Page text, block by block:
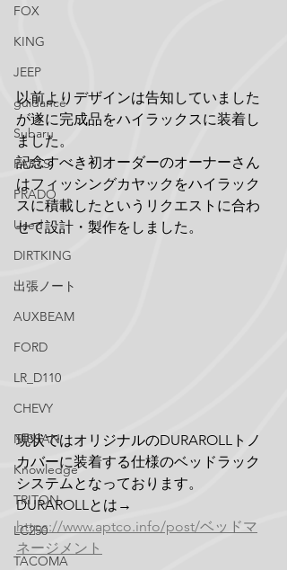
FOX
KING
JEEP
guidance
Subaru
PARTS
PRADO
Used
DIRTKING
出張ノート
AUXBEAM
FORD
LR_D110
CHEVY
NISSAN
Knowledge
TRITON
LC250
TACOMA
以前よりデザインは告知していました
が遂に完成品をハイラックスに装着し
ました。
記念すべき初オーダーのオーナーさん
はフィッシングカヤックをハイラック
スに積載したというリクエストに合わ
せて設計・製作をしました。
現状ではオリジナルのDURAROLLトノ
カバーに装着する仕様のベッドラック
システムとなっております。
DURAROLLとは→
https://www.aptco.info/post/ベッドマ
ネージメント